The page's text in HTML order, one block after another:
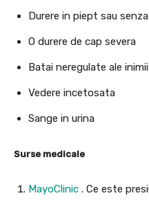
Durere in piept sau
O durere de cap severa
Batai neregulate ale inimii
Vedere incetosata
Sange in urina
Surse medicale
MayoClinic . Ce este